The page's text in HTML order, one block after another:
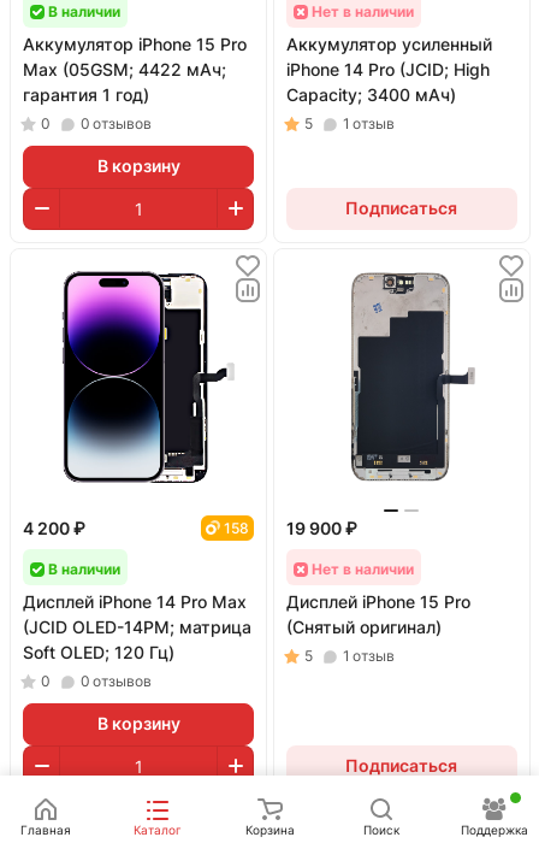
В наличии
Аккумулятор iPhone 15 Pro
Max (05GSM; 4422 мАч;
гарантия 1 год)
0 0 отзывов
В корзину
Нет в наличии
Аккумулятор усиленный
iPhone 14 Pro (JCID; High
Capacity; 3400 мАч)
5 1 отзыв
Подписаться
4 200 ₽ 158
В наличии
Дисплей iPhone 14 Pro Max
(JCID OLED-14PM; матрица
Soft OLED; 120 Гц)
0 0 отзывов
В корзину
19 900 ₽
Нет в наличии
Дисплей iPhone 15 Pro
(Снятый оригинал)
5 1 отзыв
Подписаться
Главная Каталог Корзина Поиск Поддержка